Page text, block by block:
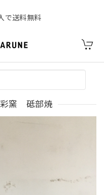
で送料無料
窯 砥部焼